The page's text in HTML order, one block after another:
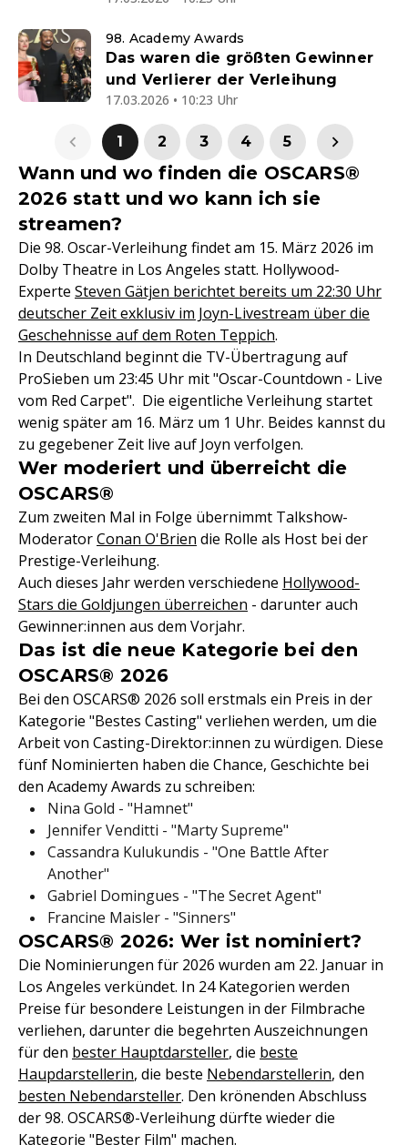
98. Academy Awards
Das waren die größten Gewinner
und Verlierer der Verleihung
17.03.2026 • 10:23 Uhr
1 2 3 4 5
Wann und wo finden die OSCARS®
2026 statt und wo kann ich sie
streamen?
Die 98. Oscar-Verleihung findet am 15. März 2026 im
Dolby Theatre in Los Angeles statt. Hollywood-
Experte Steven Gätjen berichtet bereits um 22:30 Uhr
deutscher Zeit exklusiv im Joyn-Livestream über die
Geschehnisse auf dem Roten Teppich.
In Deutschland beginnt die TV-Übertragung auf
ProSieben um 23:45 Uhr mit "Oscar-Countdown - Live
vom Red Carpet". Die eigentliche Verleihung startet
wenig später am 16. März um 1 Uhr. Beides kannst du
zu gegebener Zeit live auf Joyn verfolgen.
Wer moderiert und überreicht die
OSCARS®
Zum zweiten Mal in Folge übernimmt Talkshow-
ModeratorConan O'Brien die Rolle als Host bei der
Prestige-Verleihung.
Auch dieses Jahr werden verschiedene Hollywood-
Stars die Goldjungen überreichen - darunter auch
Gewinner:innen aus dem Vorjahr.
Das ist die neue Kategorie bei den
OSCARS® 2026
Bei den OSCARS® 2026 soll erstmals ein Preis in der
Kategorie "Bestes Casting" verliehen werden, um die
Arbeit von Casting-Direktor:innen zu würdigen. Diese
fünf Nominierten haben die Chance, Geschichte bei
den Academy Awards zu schreiben:
Nina Gold - "Hamnet"
Jennifer Venditti - "Marty Supreme"
Cassandra Kulukundis - "One Battle After
Another"
Gabriel Domingues - "The Secret Agent"
Francine Maisler - "Sinners"
OSCARS® 2026: Wer ist nominiert?
Die Nominierungen für 2026 wurden am 22. Januar in
Los Angeles verkündet. In 24 Kategorien werden
Preise für besondere Leistungen in der Filmbrache
verliehen, darunter die begehrten Auszeichnungen
für den bester Hauptdarsteller, die beste
Haupdarstellerin, die beste Nebendarstellerin, den
besten Nebendarsteller. Den krönenden Abschluss
der 98. OSCARS®-Verleihung dürfte wieder die
Kategorie "Bester Film" machen.